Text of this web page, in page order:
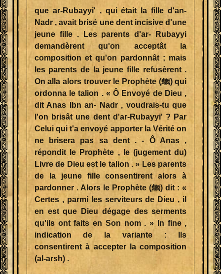
que ar-Rubayyi' , qui était la fille d'an-
Nadr , avait brisé une dent incisive d'une
jeune fille . Les parents d'ar- Rubayyi
demandèrent qu'on acceptât la
composition et qu'on pardonnât ; mais
les parents de la jeune fille refusèrent .
On alla alors trouver le Prophète (ﷺ) qui
ordonna le talion . « Ô Envoyé de Dieu ,
dit Anas Ibn an- Nadr , voudrais-tu que
l'on brisât une dent d'ar-Rubayyi' ? Par
Celui qui t'a envoyé apporter la Vérité on
ne brisera pas sa dent . - Ô Anas ,
répondit le Prophète , le (jugement du)
Livre de Dieu est le talion . » Les parents
de la jeune fille consentirent alors à
pardonner . Alors le Prophète (ﷺ) dit : «
Certes , parmi les serviteurs de Dieu , il
en est que Dieu dégage des serments
qu'ils ont faits en Son nom . » In fine ,
indication de la variante : Ils
consentirent à accepter la composition
(al-arsh) .